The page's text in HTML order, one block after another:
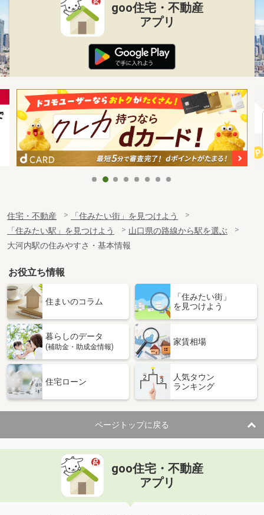
goo住宅・不動産
アプリ
住宅・不動産
「住みたい街」を見つけよう
「住みたい駅」を見つけよう
山口県の路線から駅を選ぶ
大河内駅の住みやすさ・基本情報
お役立ち情報
住まいのコラム
「住みたい街」
を見つけよう
暮らしのデータ
(補助金・助成金情報)
家賃相場
住宅ローン
人気タウン
ランキング
ページトップに戻る
goo住宅・不動産
アプリ